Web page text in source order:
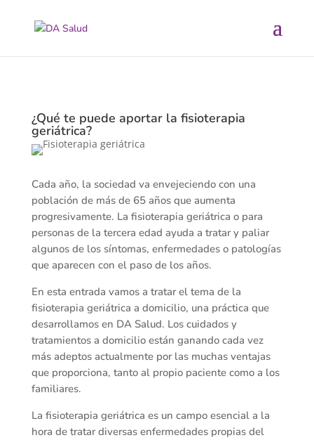
¿Qué te puede aportar la fisioterapia
geriátrica?
Cada año, la sociedad va envejeciendo con una
población de más de 65 años que aumenta
progresivamente. La fisioterapia geriátrica o para
personas de la tercera edad ayuda a tratar y paliar
algunos de los síntomas, enfermedades o patologías
que aparecen con el paso de los años.
En esta entrada vamos a tratar el tema de la
fisioterapia geriátrica a domicilio, una práctica que
desarrollamos en DA Salud. Los cuidados y
tratamientos a domicilio están ganando cada vez
más adeptos actualmente por las muchas ventajas
que proporciona, tanto al propio paciente como a los
familiares.
La fisioterapia geriátrica es un campo esencial a la
hora de tratar diversas enfermedades propias del